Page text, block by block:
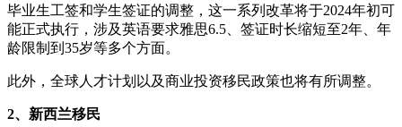
毕业生工签和学生签证的调整，这一系列改革将于2024年初可
能正式执行，涉及英语要求雅思6.5、签证时长缩短至2年、年
龄限制到35岁等多个方面。
此外，全球人才计划以及商业投资移民政策也将有所调整。
2、新西兰移民